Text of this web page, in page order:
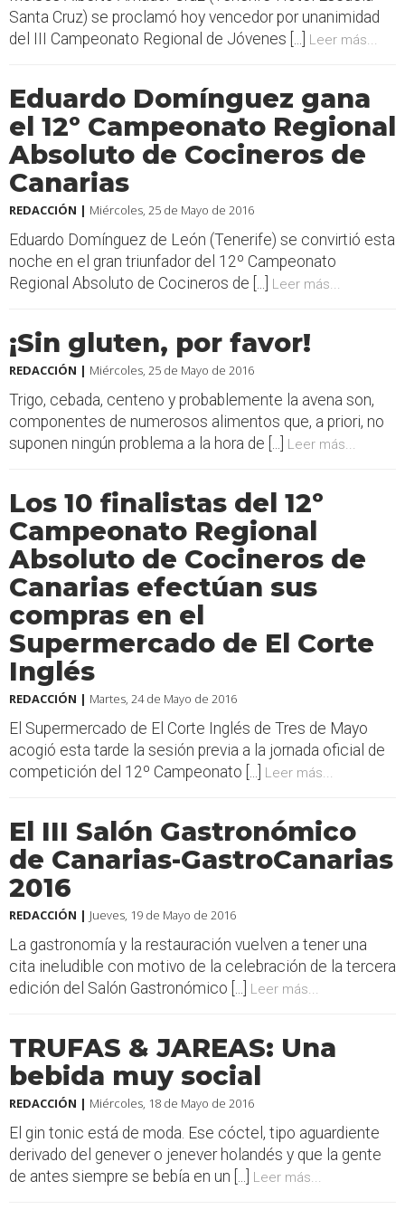
Santa Cruz) se proclamó hoy vencedor por unanimidad
del III Campeonato Regional de Jóvenes [...] Leer más...
Eduardo Domínguez gana
el 12º Campeonato Regional
Absoluto de Cocineros de
Canarias
REDACCIÓN | Miércoles, 25 de Mayo de 2016
Eduardo Domínguez de León (Tenerife) se convirtió esta
noche en el gran triunfador del 12º Campeonato
Regional Absoluto de Cocineros de [...] Leer más...
¡Sin gluten, por favor!
REDACCIÓN | Miércoles, 25 de Mayo de 2016
Trigo, cebada, centeno y probablemente la avena son,
componentes de numerosos alimentos que, a priori, no
suponen ningún problema a la hora de [...] Leer más...
Los 10 finalistas del 12º
Campeonato Regional
Absoluto de Cocineros de
Canarias efectúan sus
compras en el
Supermercado de El Corte
Inglés
REDACCIÓN | Martes, 24 de Mayo de 2016
El Supermercado de El Corte Inglés de Tres de Mayo
acogió esta tarde la sesión previa a la jornada oficial de
competición del 12º Campeonato [...] Leer más...
El III Salón Gastronómico
de Canarias-GastroCanarias
2016
REDACCIÓN | Jueves, 19 de Mayo de 2016
La gastronomía y la restauración vuelven a tener una
cita ineludible con motivo de la celebración de la tercera
edición del Salón Gastronómico [...] Leer más...
TRUFAS & JAREAS: Una
bebida muy social
REDACCIÓN | Miércoles, 18 de Mayo de 2016
El gin tonic está de moda. Ese cóctel, tipo aguardiente
derivado del genever o jenever holandés y que la gente
de antes siempre se bebía en un [...] Leer más...